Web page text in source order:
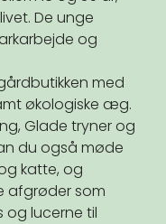
De unge
og
med
økologiske æg.
Glade tryner og
du også møde
katte, og
afgrøder som
lucerne til